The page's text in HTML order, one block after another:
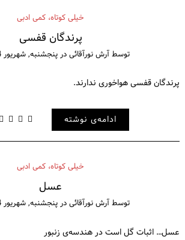
خيلی كوتاه، كمی ادبی
پرندگان قفسی
توسطآرش نورآقائی درپنجشنبه, شهریور 14, 1387
پرندگان قفسی هواخوری ندارند.
ادامه‌ی نوشته
خيلی كوتاه، كمی ادبی
عسل
توسطآرش نورآقائی درپنجشنبه, شهریور 14, 1387
عسل… اثبات گل است در هندسه‌ی زنبور